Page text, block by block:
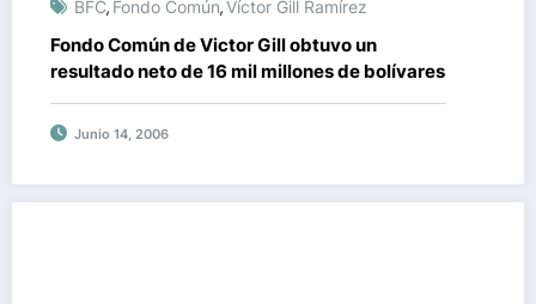
BFC, Fondo Común,Víctor Gill Ramírez
Fondo Común de Victor Gill obtuvo un
resultado neto de 16 mil millones de bolívares
Junio 14, 2006